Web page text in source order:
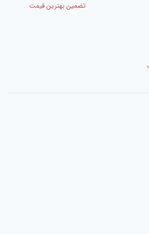
تضمین بهترین قیمت